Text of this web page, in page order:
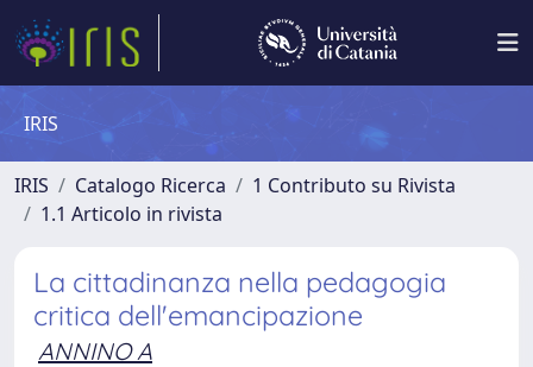
IRIS
IRIS Catalogo Ricerca
1 Contributo su Rivista
1.1 Articolo in rivista
La cittadinanza nella pedagogia
critica dell'emancipazione
ANNINO A